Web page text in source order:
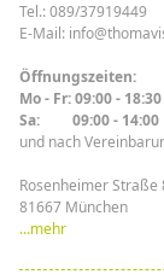
Tel.: 089/37919449
E-Mail:
Öffnungszeiten:
Mo - Fr: 09:00 - 18:30
Sa: 09:00 - 14:00
und nach
Rosenheimer Straße
81667 München
...mehr